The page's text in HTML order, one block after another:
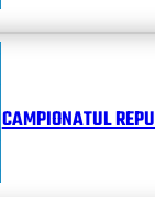
CAMPIONATUL